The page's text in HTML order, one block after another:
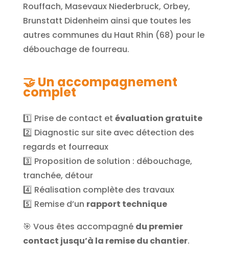
Rouffach, Masevaux Niederbruck, Orbey,
Brunstatt Didenheim ainsi que toutes les
autres communes du Haut Rhin (68) pour le
débouchage de fourreau.
🤝 Un accompagnement
complet
1️⃣ Prise de contact et évaluation gratuite
2️⃣ Diagnostic sur site avec détection des
regards et fourreaux
3️⃣ Proposition de solution : débouchage,
tranchée, détour
4️⃣ Réalisation complète des travaux
5️⃣ Remise d’un rapport technique
🎯 Vous êtes accompagné du premier
contact jusqu’à la remise du chantier.